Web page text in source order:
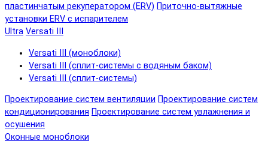
пластинчатым рекуператором (ERV) Приточно-вытяжные
установки ERV с испарителем
Ultra Versati III
Versati III (моноблоки)
Versati III (сплит-системы с водяным баком)
Versati III (сплит-системы)
Проектирование систем вентиляции Проектирование систем
кондиционирования Проектирование систем увлажнения и
осушения
Оконные моноблоки